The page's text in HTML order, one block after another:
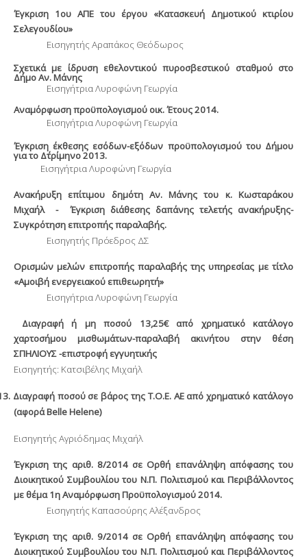
Έγκριση 1ου ΑΠΕ του έργου «Κατασκευή Δημοτικού κτιρίου
Σελεγουδίου»
Εισηγητής Αραπάκος Θεόδωρος
Σχετικά με ίδρυση εθελοντικού πυροσβεστικού σταθμού στο
Δήμο Αν. Μάνης
Εισηγήτρια Λυροφώνη Γεωργία
Αναμόρφωση προϋπολογισμού οικ. Έτους 2014.
Εισηγήτρια Λυροφώνη Γεωργία
Έγκριση έκθεσης εσόδων-εξόδων προϋπολογισμού του Δήμου
για το Δ΄τρίμηνο 2013.
Εισηγήτρια Λυροφώνη Γεωργία
Ανακήρυξη επίτιμου δημότη Αν. Μάνης του κ. Κωσταράκου
Μιχαήλ
-
Έγκριση διάθεσης δαπάνης τελετής ανακήρυξης-
Συγκρότηση επιτροπής παραλαβής.
Εισηγητής Πρόεδρος ΔΣ
Ορισμών μελών επιτροπής παραλαβής της υπηρεσίας με τίτλο
«Αμοιβή ενεργειακού επιθεωρητή»
Εισηγήτρια Λυροφώνη Γεωργία
Διαγραφή ή μη ποσού 13,25€ από χρηματικό κατάλογο
χαρτοσήμου μισθωμάτων-παραλαβή ακινήτου στην θέση
ΣΠΗΛΙΟΥΣ -επιστροφή εγγυητικής
Εισηγητής: Κατσιβέλης Μιχαήλ
Διαγραφή ποσού σε βάρος της Τ.Ο.Ε. ΑΕ από χρηματικό κατάλογο
(αφοράBelleHelene)
Εισηγητής Αγριόδημας Μιχαήλ
Έγκριση της αριθ. 8/2014 σε Ορθή επανάληψη απόφασης του
Διοικητικού Συμβουλίου του Ν.Π. Πολιτισμού και Περιβάλλοντος
με θέμα 1ηΑναμόρφωση Προϋπολογισμού 2014.
Εισηγητής Καπασούρης Αλέξανδρος
Έγκριση της αριθ. 9/2014 σε Ορθή επανάληψη απόφασης του
Διοικητικού Συμβουλίου του Ν.Π. Πολιτισμού και Περιβάλλοντος